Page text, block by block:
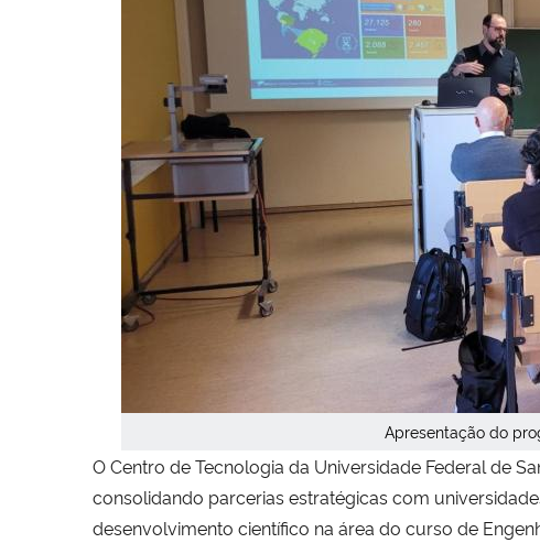
Apresentação do
O Centro de Tecnologia da Universidade Federal de
consolidando parcerias estratégicas com
desenvolvimento científico na área do curso de